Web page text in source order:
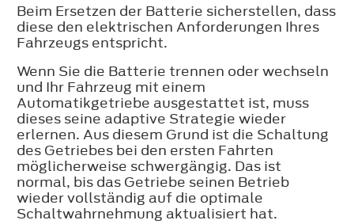
Beim Ersetzen der Batterie sicherstellen, dass
diese den elektrischen Anforderungen Ihres
Fahrzeugs entspricht.
Wenn Sie die Batterie trennen oder wechseln
und Ihr Fahrzeug mit einem
Automatikgetriebe ausgestattet ist, muss
dieses seine adaptive Strategie wieder
erlernen. Aus diesem Grund ist die Schaltung
des Getriebes bei den ersten Fahrten
möglicherweise schwergängig. Das ist
normal, bis das Getriebe seinen Betrieb
wieder vollständig auf die optimale
Schaltwahrnehmung aktualisiert hat.